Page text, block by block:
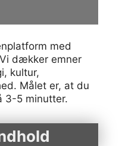
med
dækker emner
kultur,
Målet er, at du
3-5 minutter.